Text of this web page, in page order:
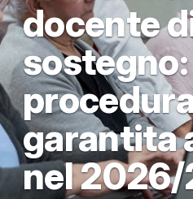
docente
garantita
nel 2026/